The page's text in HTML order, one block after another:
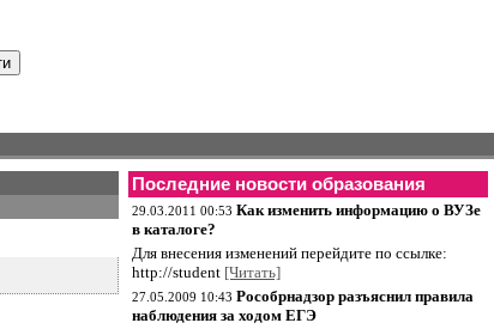
Последние новости образования
29.03.2011 00:53 Как изменить информацию о ВУЗе
в каталоге?
Для внесения изменений перейдите по ссылке:
http://student [Читать]
27.05.2009 10:43 Рособрнадзор разъяснил правила
наблюдения за ходом ЕГЭ